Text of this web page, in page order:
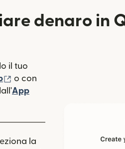
denaro in
il tuo
(si apre in una nuova
o con
App
la